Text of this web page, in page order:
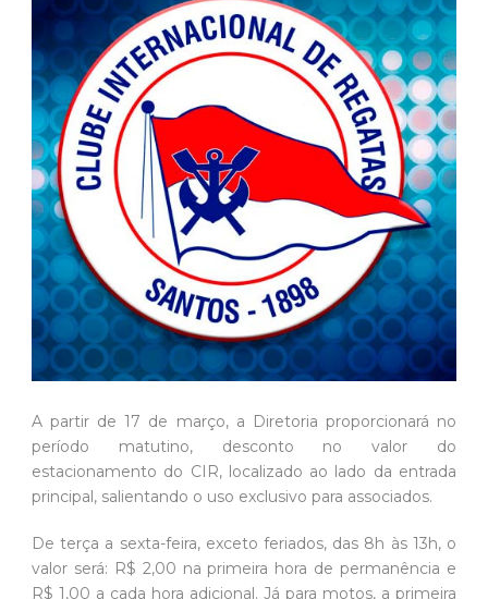
A partir de 17 de março, a Diretoria proporcionará no
período matutino, desconto no valor do
estacionamento do CIR, localizado ao lado da entrada
principal, salientando o uso exclusivo para associados.
De terça a sexta-feira, exceto feriados, das 8h às 13h, o
valor será: R$ 2,00 na primeira hora de permanência e
R$ 1,00 a cada hora adicional. Já para motos, a primeira